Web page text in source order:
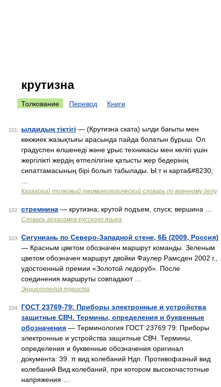
крутизна
Толкование Перевод Книги
101 ылдидың тіктігі — (Крутизна ската) ылди бағыты мен
көкжиек жазықтығы арасында пайда болатын бұрыш. Ол
градуспен өлшенеді және ұрыс техникасы мен көлігі үшін
жергілікті жердің өтпелілігіне қатысты жер бедерінің
сипаттамасының бірі болып табылады. Ы.т н карта&#8230;
Казахский толковый терминологический словарь по военному делу
102 стремнина — крутизна; крутой подъем, спуск; вершина …
Cловарь архаизмов русского языка
103
Сигуниань по Северо-Западной стене, 6Б (2009, Россия)
— Красным цветом обозначен маршрут команды. Зеленым
цветом обозначен маршрут двойки Фаулер Рамсден 2002 г.,
удостоенный премии «Золотой ледоруб». После
соединения маршруты совпадают …
Энциклопедия туриста
104
ГОСТ 23769-79: Приборы электронные и устройства
защитные СВЧ. Термины, определения и буквенные
обозначения — Терминология ГОСТ 23769 79: Приборы
электронные и устройства защитные СВЧ. Термины,
определения и буквенные обозначения оригинал
документа: 39. π вид колебаний Ндп. Противофазный вид
колебаний Вид колебаний, при котором высокочастотные
напряжения …